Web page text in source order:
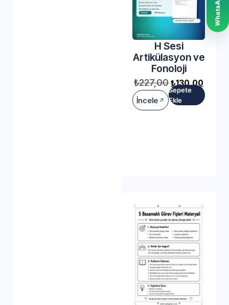
H Sesi
Artikülasyon ve
Fonoloji
₺227,00 ₺130,00
İncele
Sepete
Ekle